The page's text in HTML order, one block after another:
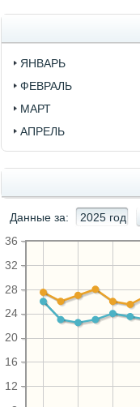
ЯНВАРЬ
ФЕВРАЛЬ
МАРТ
АПРЕЛЬ
Данные за: 2025 год
12
16
20
24
28
32
36